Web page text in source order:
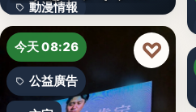
動漫情報
19,800円
像…
今天 08:26
公益廣告
♡